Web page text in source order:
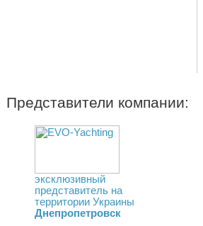
Представители компании:
эксклюзивный
представитель на
территории Украины
Днепропетровск